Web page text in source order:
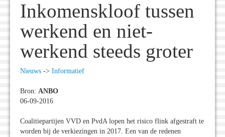
Inkomenskloof tussen
werkend en niet-
werkend steeds groter
Nieuws -> Informatief
Bron: ANBO
06-09-2016
Coalitiepartijen VVD en PvdA lopen het risico flink afgestraft te
worden bij de verkiezingen in 2017. Een van de redenen